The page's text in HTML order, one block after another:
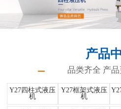
产品
品类齐全 产
Y27四柱式液压
机
Y27框架式液压
机